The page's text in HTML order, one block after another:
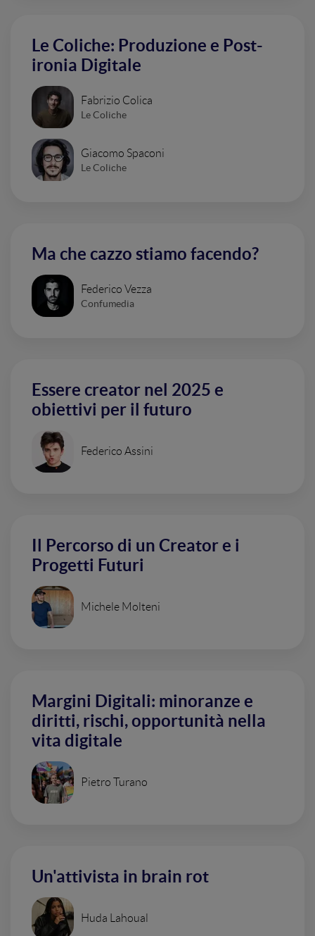
Le Coliche: Produzione e Post-
ironia Digitale
Fabrizio Colica
Le Coliche
Giacomo Spaconi
Le Coliche
Ma che cazzo stiamo facendo?
Federico Vezza
Confumedia
Essere creator nel 2025 e
obiettivi per il futuro
Federico Assini
Il Percorso di un Creator e i
Progetti Futuri
Michele Molteni
Margini Digitali: minoranze e
diritti, rischi, opportunità nella
vita digitale
Pietro Turano
Un'attivista in brain rot
Huda Lahoual